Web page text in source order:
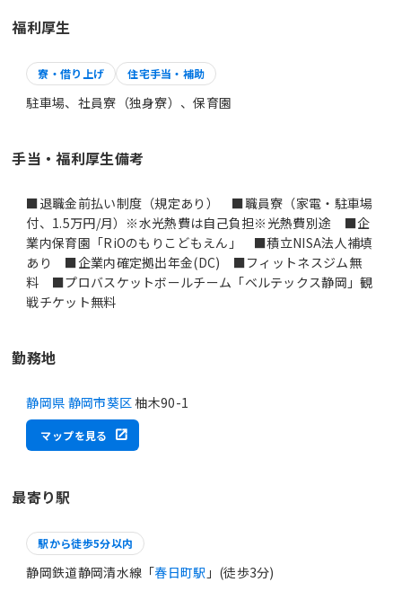
福利厚生
寮・借り上げ 住宅手当・補助
駐車場、社員寮（独身寮）、保育園
手当・福利厚生備考
■退職金前払い制度（規定あり） ■職員寮（家電・駐車場
付、1.5万円/月）※水光熱費は自己負担※光熱費別途 ■企
業内保育園「RiOのもりこどもえん」 ■積立NISA法人補填
あり ■企業内確定拠出年金(DC) ■フィットネスジム無
料 ■プロバスケットボールチーム「ベルテックス静岡」観
戦チケット無料
勤務地
静岡県 静岡市葵区 柚木90-1
マップを見る
最寄り駅
駅から徒歩5分以内
静岡鉄道静岡清水線「春日町駅 」(徒歩3分)